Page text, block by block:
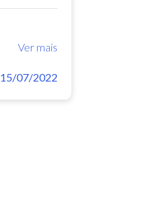
Ver mais
15/07/2022